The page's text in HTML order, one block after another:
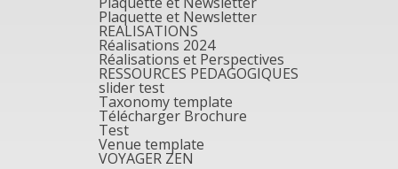
Plaquette et Newsletter
REALISATIONS
Réalisations 2024
Réalisations et Perspectives
RESSOURCES PEDAGOGIQUES
slider test
Taxonomy template
Télécharger Brochure
Test
Venue template
VOYAGER ZEN